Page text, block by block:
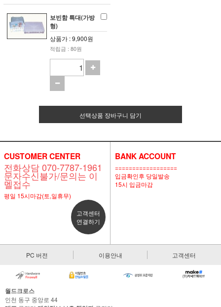
보빈함 특대(가방
형)
상품가 : 9,900원
적립금 : 80원
선택상품 장바구니 담기
CUSTOMER CENTER
전화상담 070-7787-1961
문자수신불가/문의는 이
멜접수
평일 15시마감(토,일휴무)
고객센터
연결하기
BANK ACCOUNT
==================
입금확인후 당일발송
15시 입금마감
PC 버전 이용안내 고객센터
월드크로스
인천 동구 중앙로 44